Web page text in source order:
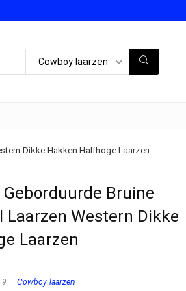
Cowboy laarzen
Dikke Hakken Halfhoge Laarzen
Geborduurde Bruine
Laarzen Western Dikke
Laarzen
9 Cowboy laarzen